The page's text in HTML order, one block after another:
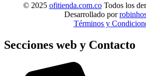
© 2025 ofitienda.com.coTodos los
Desarrollado por
Términos y
Secciones web y Contacto